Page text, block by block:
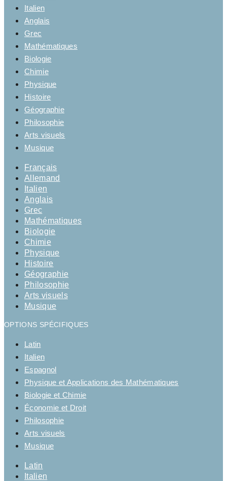
Italien
Anglais
Grec
Mathématiques
Biologie
Chimie
Physique
Histoire
Géographie
Philosophie
Arts visuels
Musique
Français
Allemand
Italien
Anglais
Grec
Mathématiques
Biologie
Chimie
Physique
Histoire
Géographie
Philosophie
Arts visuels
Musique
OPTIONS SPÉCIFIQUES
Latin
Italien
Espagnol
Physique et Applications des Mathématiques
Biologie et Chimie
Économie et Droit
Philosophie
Arts visuels
Musique
Latin
Italien